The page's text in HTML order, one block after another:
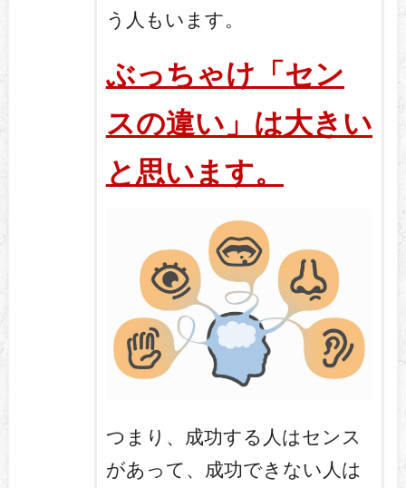
う人もいます。
ぶっちゃけ「セン
スの違い」は大きい
と思います。
つまり、成功する人はセンス
があって、成功できない人は